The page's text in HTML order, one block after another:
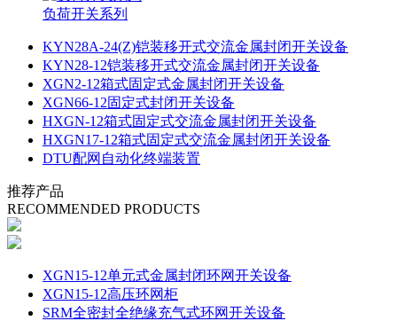
负荷开关系列
KYN28A-24(Z)铠装移开式交流金属封闭开关设备
KYN28-12铠装移开式交流金属封闭开关设备
XGN2-12箱式固定式金属封闭开关设备
XGN66-12固定式封闭开关设备
HXGN-12箱式固定式交流金属封闭开关设备
HXGN17-12箱式固定式交流金属封闭开关设备
DTU配网自动化终端装置
推荐产品
RECOMMENDED PRODUCTS
XGN15-12单元式金属封闭环网开关设备
XGN15-12高压环网柜
SRM全密封全绝缘充气式环网开关设备